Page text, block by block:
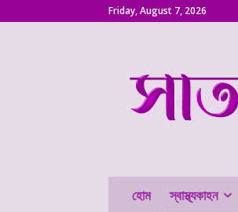
Friday, August 7, 2026
হোম স্বাস্থ্যকাহন